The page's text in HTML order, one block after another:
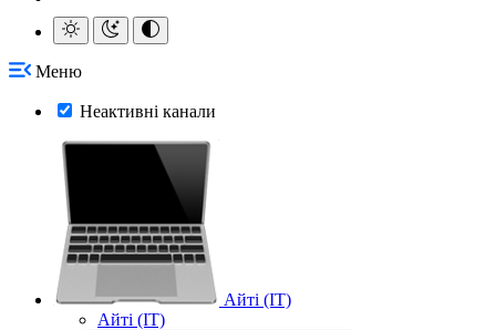
Меню
Неактивні канали
Айті (IT)
Айті (IT)